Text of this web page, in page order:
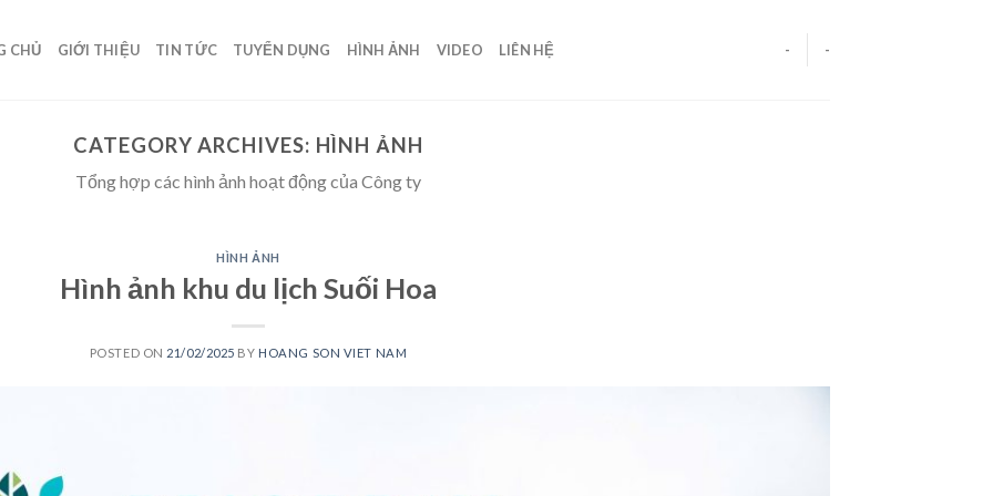
CHỦ GIỚI THIỆU TIN TỨC TUYỂN DỤNG HÌNH ẢNH VIDEO LIÊN HỆ - -
CATEGORY ARCHIVES: HÌNH ẢNH
Tổng hợp các hình ảnh hoạt động của Công ty
HÌNH ẢNH
Hình ảnh khu du lịch Suối Hoa
POSTED ON 21/02/2025 BY HOANG SON VIET NAM